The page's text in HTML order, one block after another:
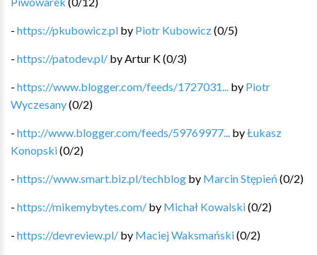
- https://pkubowicz.pl by Piotr Kubowicz(0/5)
- https://patodev.pl/ by Artur K(0/3)
- https://www.blogger.com/feeds/1727031... by Piotr
Wyczesany(0/2)
- http://www.blogger.com/feeds/59769977... byŁukasz
Konopski(0/2)
- https://www.smart.biz.pl/techblog by Marcin Stępień (0/2)
- https://mikemybytes.com/ by Michał Kowalski(0/2)
- https://devreview.pl/ by Maciej Waksmański(0/2)